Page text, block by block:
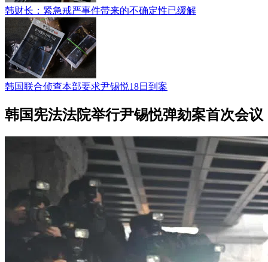
韩财长：紧急戒严事件带来的不确定性已缓解
韩国联合侦查本部要求尹锡悦18日到案
韩国宪法法院举行尹锡悦弹劾案首次会议